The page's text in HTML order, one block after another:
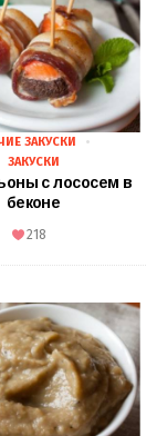
ЗАКУСКИ
ЗАКУСКИ
с лососем в
беконе
218